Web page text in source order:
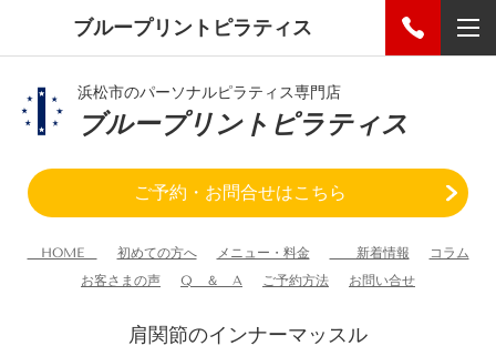
ブループリントピラティス
浜松市のパーソナルピラティス専門店
ブループリントピラティス
ご予約・お問合せはこちら
HOME 初めての方へ メニュー・料金 新着情報
コラム
お客さまの声
Q ＆ A ご予約方法 お問い合せ
肩関節のインナーマッスル